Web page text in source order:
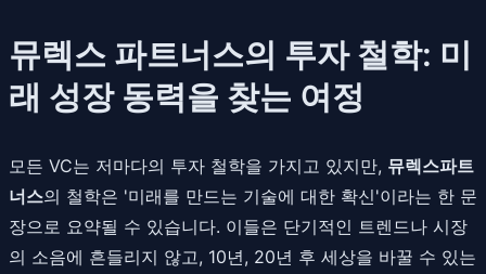
뮤렉스 파트너스의 투자 철학: 미
래 성장 동력을 찾는 여정
모든 VC는 저마다의 투자 철학을 가지고 있지만, 뮤렉스파트
너스의 철학은 '미래를 만드는 기술에 대한 확신'이라는 한 문
장으로 요약될 수 있습니다. 이들은 단기적인 트렌드나 시장
의 소음에 흔들리지 않고, 10년, 20년 후 세상을 바꿀 수 있는